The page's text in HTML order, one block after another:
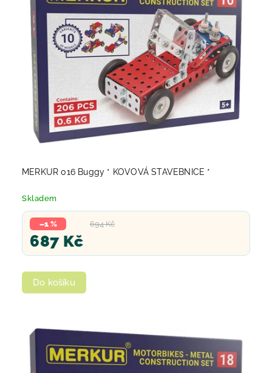
Abecedně
MERKUR 016 Buggy * KOVOVÁ STAVEBNICE *
Skladem
694 Kč
–1 %
687 Kč
Do košíku